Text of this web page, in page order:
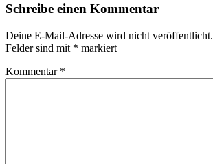
Schreibe einen Kommentar
Deine E-Mail-Adresse wird nicht veröffentlicht.
Felder sind mit * markiert
Kommentar *